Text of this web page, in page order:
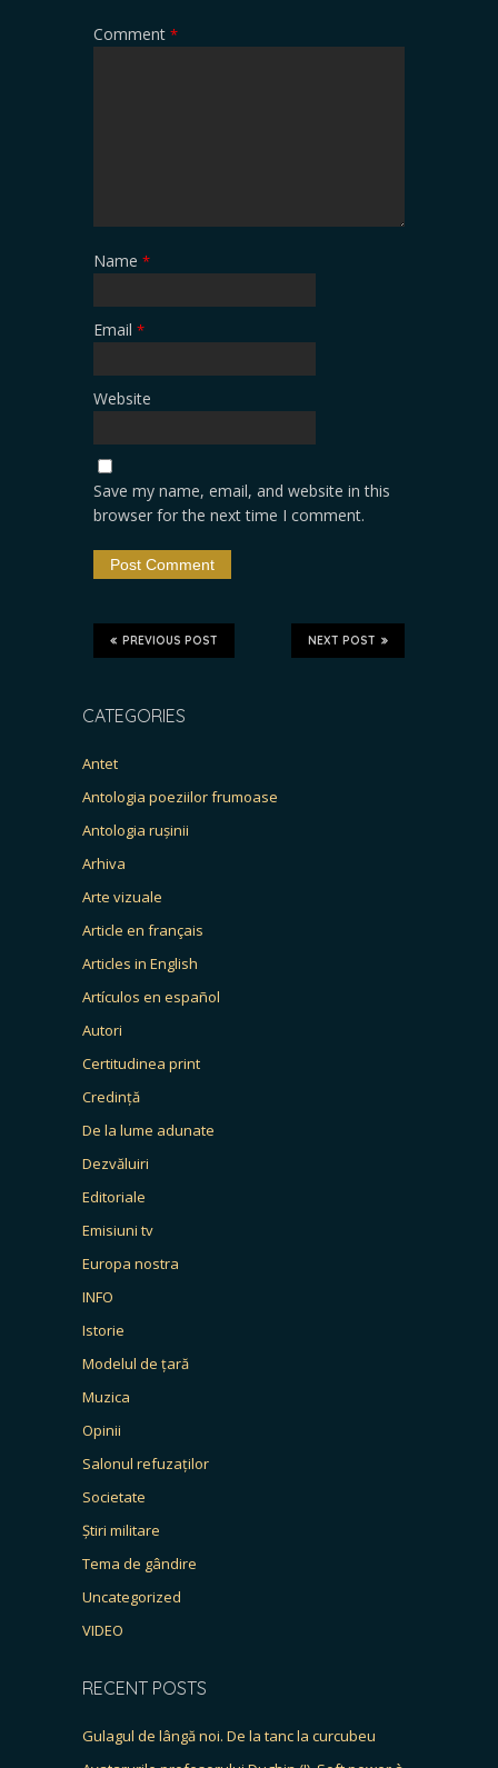
Comment *
Name *
Email *
Website
Save my name, email, and website in this
browser for the next time I comment.
NEXT POST
PREVIOUS POST
CATEGORIES
Antet
Antologia poeziilor frumoase
Antologia rușinii
Arhiva
Arte vizuale
Article en français
Articles in English
Artículos en español
Autori
Certitudinea print
Credință
De la lume adunate
Dezvăluiri
Editoriale
Emisiuni tv
Europa nostra
INFO
Istorie
Modelul de țară
Muzica
Opinii
Salonul refuzaților
Societate
Știri militare
Tema de gândire
Uncategorized
VIDEO
RECENT POSTS
Gulagul de lângă noi. De la tanc la curcubeu